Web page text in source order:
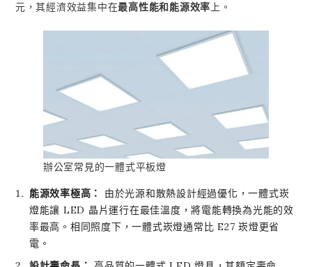
元，其經濟效益集中在最高性能和能源效率 上。
辦公室常見的一體式平板燈
能源效率極高：
由於光源和散熱設計經過優化，一體式崁
燈能讓 LED 晶片運行在最佳溫度，將電能轉換為光能的效
率最高。相同照度下，一體式崁燈通常比 E27 崁燈更省
電。